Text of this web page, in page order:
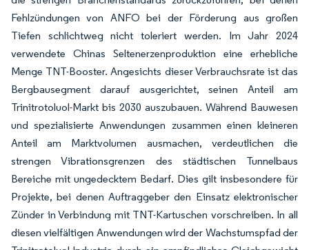
Fehlzündungen von ANFO bei der Förderung aus großen
Tiefen schlichtweg nicht toleriert werden. Im Jahr 2024
verwendete Chinas Seltenerzenproduktion eine erhebliche
Menge TNT-Booster. Angesichts dieser Verbrauchsrate ist das
Bergbausegment darauf ausgerichtet, seinen Anteil am
Trinitrotoluol-Markt bis 2030 auszubauen. Während Bauwesen
und spezialisierte Anwendungen zusammen einen kleineren
Anteil am Marktvolumen ausmachen, verdeutlichen die
strengen Vibrationsgrenzen des städtischen Tunnelbaus
Bereiche mit ungedecktem Bedarf. Dies gilt insbesondere für
Projekte, bei denen Auftraggeber den Einsatz elektronischer
Zünder in Verbindung mit TNT-Kartuschen vorschreiben. In all
diesen vielfältigen Anwendungen wird der Wachstumspfad der